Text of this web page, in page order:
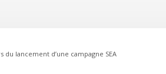
lancement d’une campagne SEA